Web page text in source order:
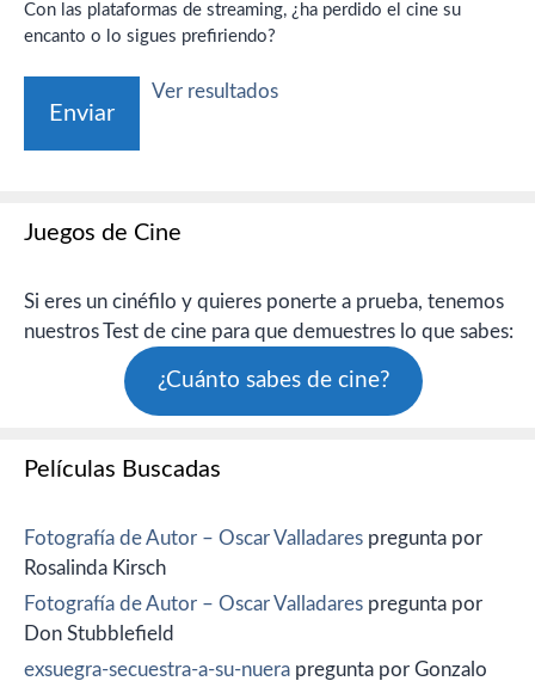
Con las plataformas de streaming, ¿ha perdido el cine su
encanto o lo sigues prefiriendo?
Ver resultados
Juegos de Cine
Si eres un cinéfilo y quieres ponerte a prueba, tenemos
nuestros Test de cine para que demuestres lo que sabes:
¿Cuánto sabes de cine?
Películas Buscadas
Fotografía de Autor – Oscar Valladares pregunta por
Rosalinda Kirsch
Fotografía de Autor – Oscar Valladares pregunta por
Don Stubblefield
exsuegra-secuestra-a-su-nuera pregunta por Gonzalo